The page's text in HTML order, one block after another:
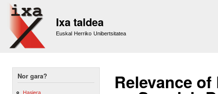
Ixa taldea
Euskal Herriko Unibertsitatea
Nor gara?
Hasiera
Relevance